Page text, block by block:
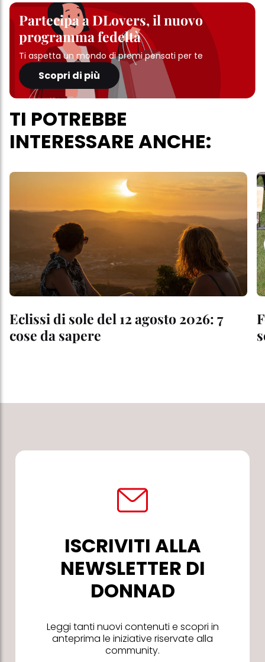
Partecipa a DLovers, il nuovo
programma fedeltà
Ti aspetta un mondo di premi pensati per te
Scopri di più
TI POTREBBE
INTERESSARE ANCHE:
Eclissi di sole del 12 agosto 2026: 7
cose da sapere
ISCRIVITI ALLA
NEWSLETTER DI
DONNAD
Leggi tanti nuovi contenuti e scopri in
anteprima le iniziative riservate alla
community.